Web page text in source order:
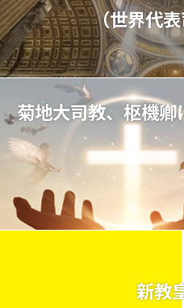
（世界代
菊地大司教、枢機卿
新教